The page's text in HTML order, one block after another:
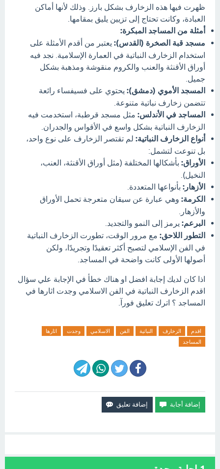
ظهرت فيها هذه الزخارف بشكل بارز. وذلك لأنها أماكن
العبادة، وكانت تحتاج إلى تزيين يليق بمقامها.
أمثلة من المساجد المبكرة:
مسجد قبة الصخرة (القدس): يعتبر من أقدم الأمثلة على
استخدام الزخارف النباتية في العمارة الإسلامية. نجد فيه
أوراق الأقنثة والعنب والكروم منقوشة ومذهبة بشكل
جميل.
المسجد الأموي (دمشق): يحتوي على فسيفساء رائعة
تتضمن زخارف نباتية متنوعة.
المساجد في الأندلس: مثل مسجد قرطبة، استخدمت فيه
الزخارف النباتية بشكل واسع في الأقواس والجدران.
أنواع الزخارف النباتية: لم تقتصر الزخارف على نوع واحد،
بل تنوعت لتشمل:
الأوراق: بأشكالها المختلفة (مثل أوراق الأقنثة، العنب،
النخيل).
الأزهار: بأنواعها المتعددة.
الكرمة: وهي عبارة عن سيقان متعرجة تحمل الأوراق
والأزهار.
البرعم: يرمز إلى النمو والتجديد.
التطور اللاحق: مع مرور الوقت، تطورت الزخارف النباتية
في الفن الإسلامي لتصبح أكثر تعقيدًا وتجريدًا، ولكن
أصولها الأولى كانت واضحة في المساجد.
اذا كان لديك إجابة افضل او هناك خطأ في الإجابة علي سؤال
اقدم الزخارف النباتية في الفن الاسلامي وجدت اثارها في
المساجد ؟ اترك تعليق فورآ.
اقدم الزخارف النباتية الفن الاسلامي وجدت
اثارها
المساجد